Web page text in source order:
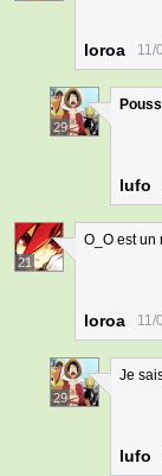
loroa 11/
29
lufo
21
O_O est un
loroa 11/
29
Je
lufo